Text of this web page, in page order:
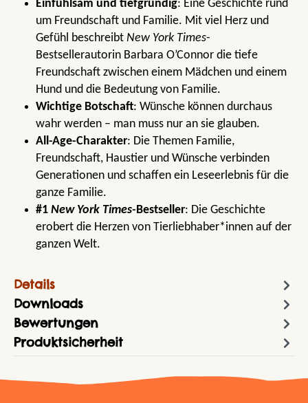
Einfühlsam und tiefgründig: Eine Geschichte rund
um Freundschaft und Familie. Mit viel Herz und
Gefühl beschreibt New York Times-
Bestsellerautorin Barbara O’Connor die tiefe
Freundschaft zwischen einem Mädchen und einem
Hund und die Bedeutung von Familie.
Wichtige Botschaft: Wünsche können durchaus
wahr werden – man muss nur an sie glauben.
All-Age-Charakter: Die Themen Familie,
Freundschaft, Haustier und Wünsche verbinden
Generationen und schaffen ein Leseerlebnis für die
ganze Familie.
#1 New York Times-Bestseller: Die Geschichte
erobert die Herzen von Tierliebhaber*innen auf der
ganzen Welt.
Details
Downloads
Bewertungen
Produktsicherheit